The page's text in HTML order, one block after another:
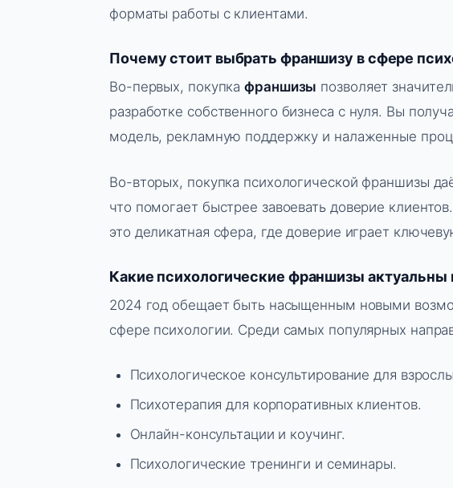
форматы работы с клиентами.
Почему стоит выбрать франшизу в сфере
Во-первых, покупкафраншизы позволяет
разработке собственного бизнеса с нуля. Вы
модель, рекламную поддержку и налаженные
Во-вторых, покупка психологической франшизы
что помогает быстрее завоевать доверие
это деликатная сфера, где доверие играет
Какие психологические франшизы актуальны
2024 год обещает быть насыщенным новыми
сфере психологии. Среди самых популярных
Психологическое консультирование для
Психотерапия для корпоративных клиентов.
Онлайн-консультации и коучинг.
Психологические тренинги и семинары.